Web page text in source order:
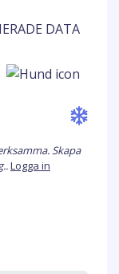
DATA
Skapa
Logga in